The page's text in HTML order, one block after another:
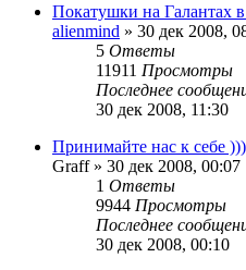
Покатушки на Галантах
alienmind » 30 дек 2008,
5 Ответы
11911 Просмотры
Последнее
30 дек 2008, 11:30
Принимайте нас к себе )))
Graff» 30 дек 2008, 00:07
1 Ответы
9944 Просмотры
Последнее
30 дек 2008, 00:10